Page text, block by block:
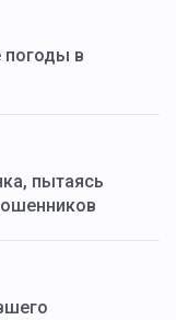
погоды в
пытаясь